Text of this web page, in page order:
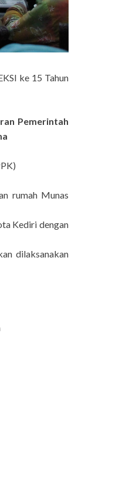
ke 15 Tahun
Pemerintah
rumah Munas
Kediri dengan
dilaksanakan